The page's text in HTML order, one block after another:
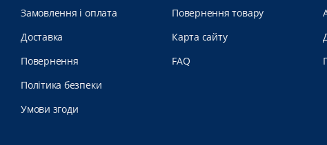
Замовлення і оплата
Доставка
Повернення
Політика безпеки
Умови згоди
Повернення товару
Карта сайту
FAQ